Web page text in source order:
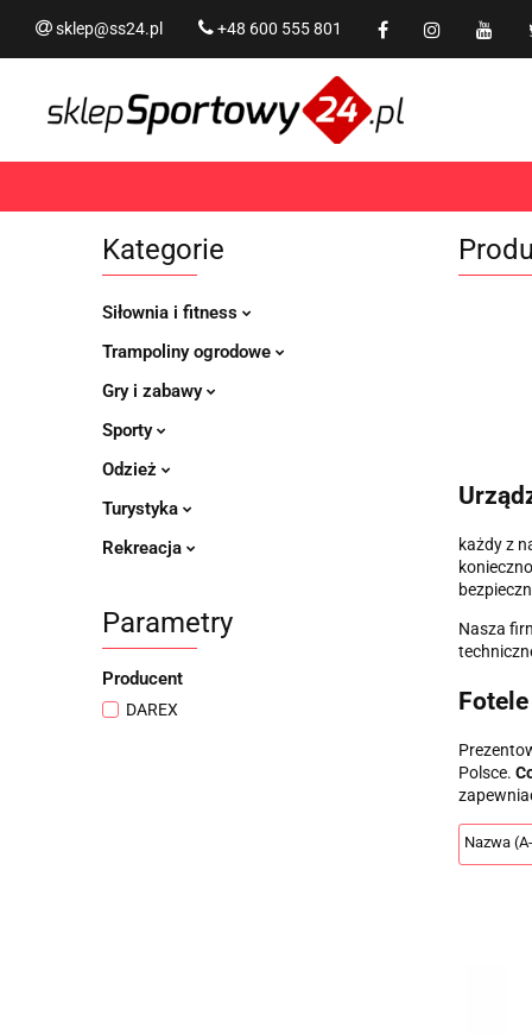
sklep@ss24.pl +48 600 555 801
Siłownia i fitness
Rekreacja
Kategorie
Siłownia i fitness
Trampoliny ogrodowe
Gry i zabawy
Sporty
Odzież
Turystyka
Rekreacja
Parametry
Producent
DAREX
każdy z
Nasza
Polsce.